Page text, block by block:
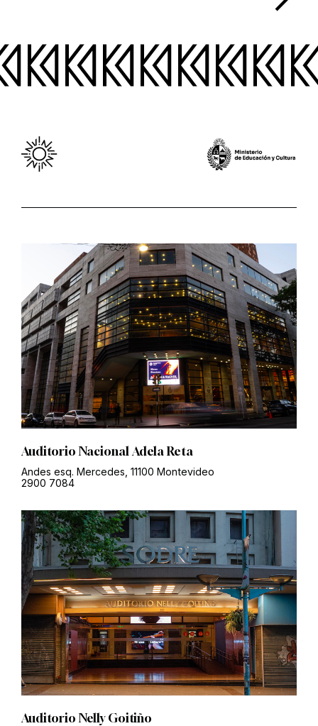
Auditorio Nacional Adela Reta
Andes esq. Mercedes, 11100 Montevideo
2900 7084
Auditorio Nelly Goitiño